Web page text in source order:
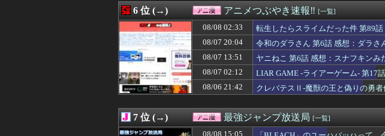
08/08 11:40
『ヤニねこ』【衝撃】ヤニねこちゃんの尻が凄す
08/08 11:35
【ガンプラ】今日発売のレオパルド、股関節が平
08/08 11:32
【お誕生日】逢田さん（34）の奇行・奇言で打線
08/08 11:29
【悲報】みいちゃんの作者さん、泣いてしまう😢
08/08 11:18
【朗報】FF15のノクトさん、ガチで理想的な主人
08/08 11:04
今期の覇権アニメは？20代「ヤニネコ」30代「
08/08 11:02
「METAL BUILD ゴッドガンダム（明鏡止水）」
08/08 11:00
【ラブライブ！】【祝】逢田梨香子さん、誕生日
08/08 10:35
【画像】因習村とかいう子供同士で初セッ〇スす
08/08 10:29
『シュタインズ・ゲート リブート』鳳凰院凶真が
08/08 10:04
【画像】女性声優「私はね、ハゲてる人が好きなの
08/08 10:02
【GジェネE】最新の機体ティア表作ったぞ！
6 位 (→) アニメつぶやき速報‼︎ [一覧]
08/08 02:33
転生したらスライムだった件 第89
08/07 20:04
令和のダラさん 第6話 感想：ダラさ
08/07 13:51
ヤニねこ 第6話 感想：スナフキンみ
08/07 02:12
LIAR GAME -ライアーゲーム- 第17
08/06 21:42
クレバテスⅡ-魔獣の王と偽りの勇者
7 位 (→) 最強ジャンプ放送局 [一覧]
08/08 15:05